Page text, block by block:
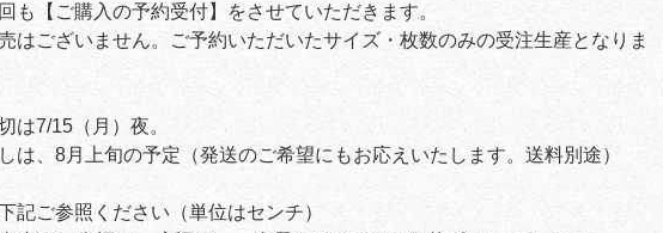
も【ご購入の予約受付】をさせていただきます。
はございません。ご予約いただいたサイズ・枚数のみの受注生産となりま
は7/15（月）夜。
は、8月上旬の予定（発送のご希望にもお応えいたします。送料別途）
記ご参照ください（単位はセンチ）